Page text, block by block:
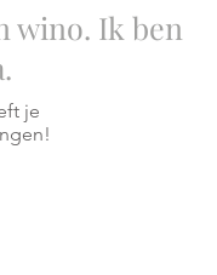
wino. Ik ben
je